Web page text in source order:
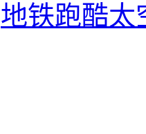
地铁跑酷太